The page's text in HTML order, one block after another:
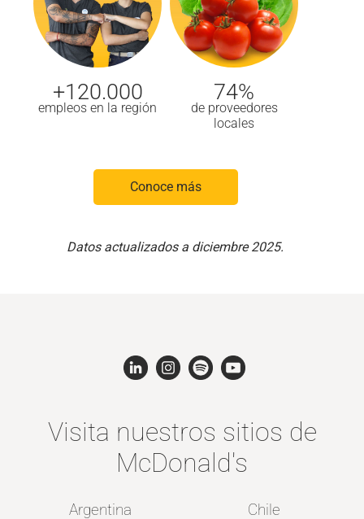
+120.000
empleos en la región
74%
de proveedores
locales
Conoce más
Datos actualizados a diciembre 2025.
Visita nuestros sitios de
McDonald's
Argentina
Chile